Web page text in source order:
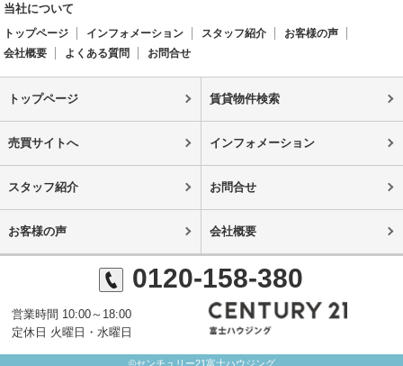
当社について
トップページ インフォメーション スタッフ紹介
お客様の声
会社概要
よくある質問 お問合せ
トップページ 賃貸物件検索
売買サイトへ インフォメーション
スタッフ紹介 お問合せ
お客様の声 会社概要
0120-158-380
営業時間 10:00～18:00
定休日 火曜日・水曜日
©センチュリー21富士ハウジング